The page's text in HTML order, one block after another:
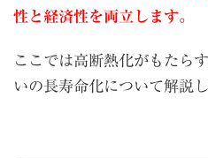
性と経済性を両立します。
ここでは高断熱化がもたら
いの長寿命化について解説し